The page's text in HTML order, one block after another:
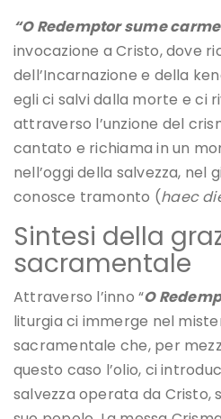
“O Redemptor sume
invocazione a Cristo, dove
dell’Incarnazione e della
egli ci salvi dalla morte e ci
attraverso l’unzione del
cantato e richiama in un
nell’oggi della salvezza, nel
conosce tramonto (haec
Sintesi della
sacramentale
Attraverso l’inno “O
liturgia ci immerge nel
sacramentale che, per
questo caso l’olio, ci
salvezza operata da Cristo,